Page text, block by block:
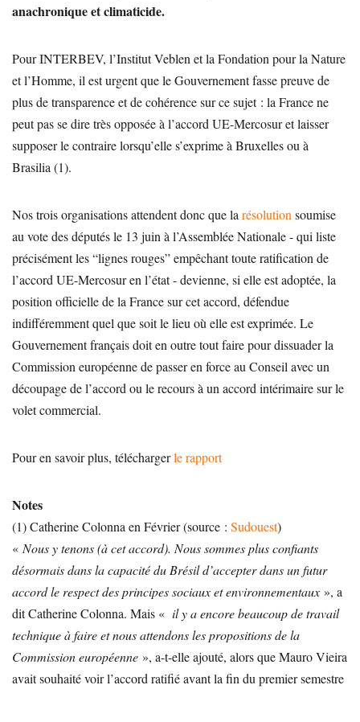
anachronique et climaticide.
Pour INTERBEV, l’Institut Veblen et la Fondation pour la Nature
et l’Homme, il est urgent que le Gouvernement fasse preuve de
plus de transparence et de cohérence sur ce sujet : la France ne
peut pas se dire très opposée à l’accord UE-Mercosur et laisser
supposer le contraire lorsqu’elle s’exprime à Bruxelles ou à
Brasilia (1).
Nos trois organisations attendent donc que la résolution soumise
au vote des députés le 13 juin à l’Assemblée Nationale - qui liste
précisément les “lignes rouges” empêchant toute ratification de
l’accord UE-Mercosur en l’état - devienne, si elle est adoptée, la
position officielle de la France sur cet accord, défendue
indifféremment quel que soit le lieu où elle est exprimée. Le
Gouvernement français doit en outre tout faire pour dissuader la
Commission européenne de passer en force au Conseil avec un
découpage de l’accord ou le recours à un accord intérimaire sur le
volet commercial.
Pour en savoir plus, téléchargerle rapport
Notes
(1) Catherine Colonna en Février (source : Sudouest)
« Nous y tenons (à cet accord). Nous sommes plus confiants
désormais dans la capacité du Brésil d’accepter dans un futur
accord le respect des principes sociaux et environnementaux », a
dit Catherine Colonna. Mais « il y a encore beaucoup de travail
technique à faire et nous attendons les propositions de la
Commission européenne », a-t-elle ajouté, alors que Mauro Vieira
avait souhaité voir l’accord ratifié avant la fin du premier semestre